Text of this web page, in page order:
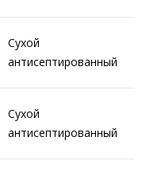
Сухой
антисептированный
Сухой
антисептированный